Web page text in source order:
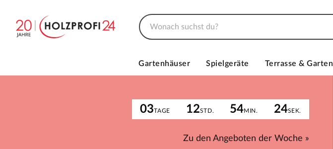
Gartenhäuser Spielgeräte Terrasse & Garten
03TAGE 12STD. 54MIN. 24SEK.
Zu den Angeboten der Woche »